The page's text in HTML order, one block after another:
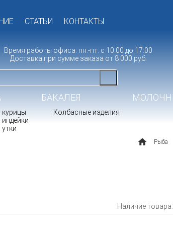
СТАТЬИ КОНТАКТЫ
Время работы офиса: пн.-пт. с 10:00 до 17:00
Доставка при сумме заказа от 8 000 руб.
БАКАЛЕЯ
Колбасные изделия
Рыба
Наличие